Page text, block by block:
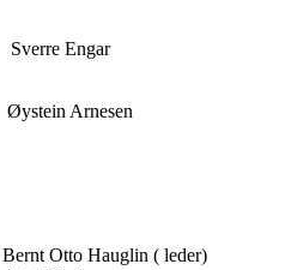
Sverre Engar
Hauglin ( leder)